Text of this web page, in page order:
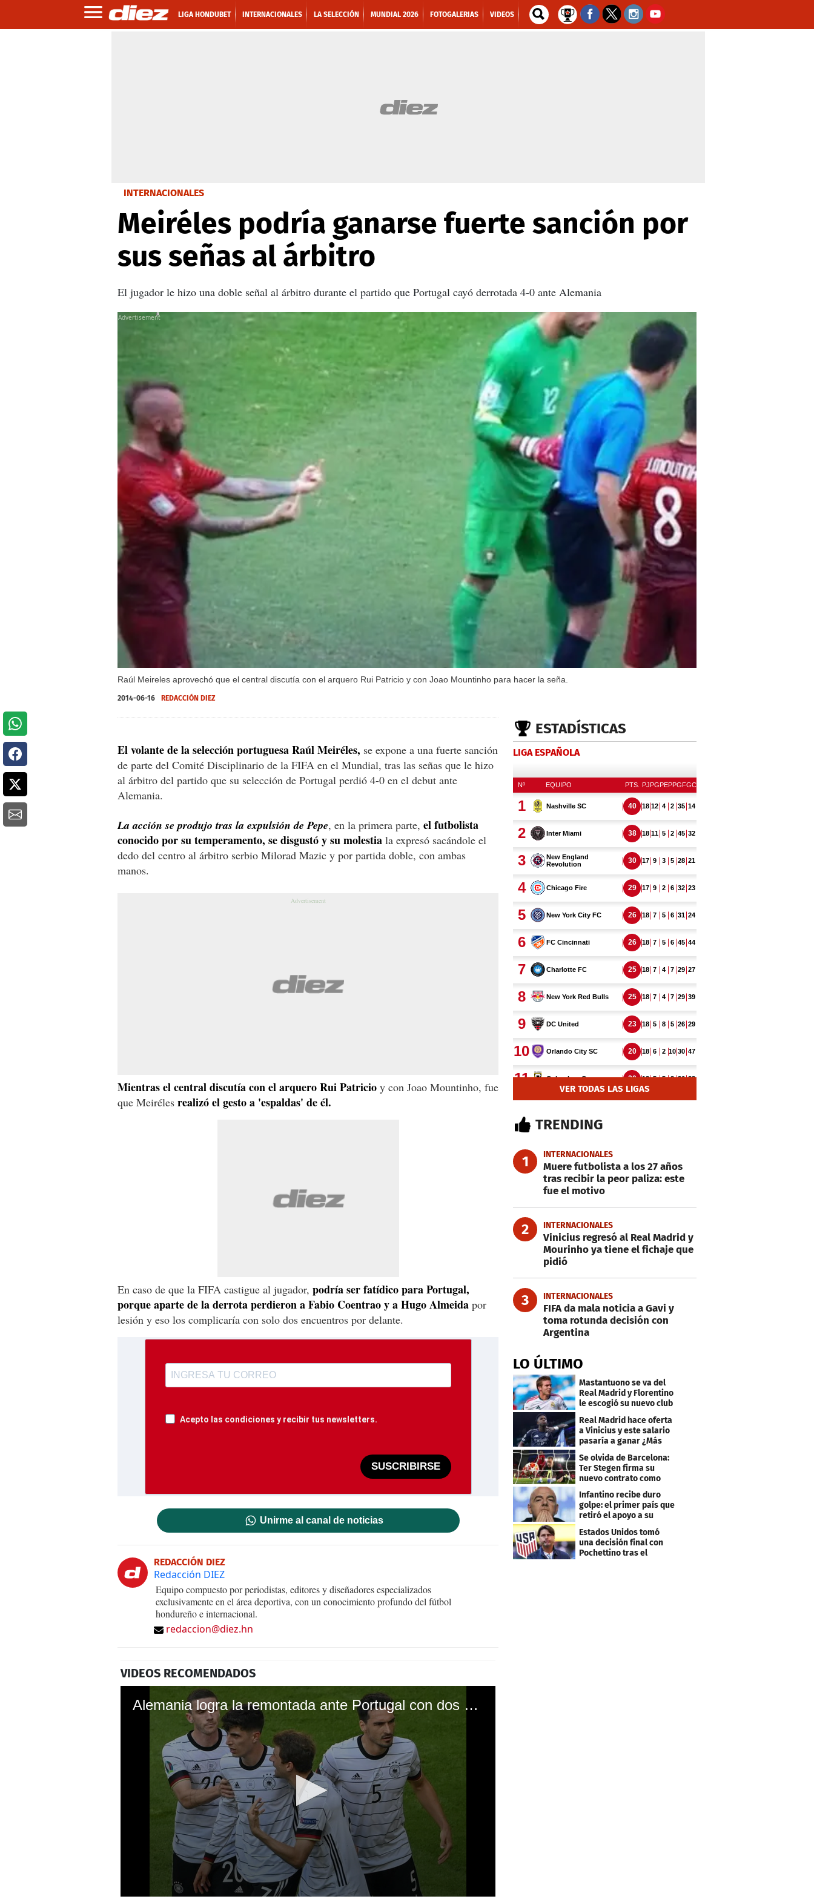
LIGA HONDUBET INTERNACIONALES LA SELECCIÓN MUNDIAL 2026 FOTOGALERIAS VIDEOS
INTERNACIONALES
Meiréles podría ganarse fuerte sanción por
sus señas al árbitro
El jugador le hizo una doble señal al árbitro durante el partido que Portugal cayó derrotada 4-0 ante Alemania
Raúl Meireles aprovechó que el central discutía con el arquero Rui Patricio y con Joao Mountinho para hacer la seña.
X
2014-06-16 REDACCIÓN DIEZ
El volante de la selección portuguesa Raúl Meiréles, se expone a una fuerte sanción
de parte del Comité Disciplinario de la FIFA en el Mundial, tras las señas que le hizo
al árbitro del partido que su selección de Portugal perdió 4-0 en el debut ante
Alemania.
La acción se produjo tras la expulsión de Pepe, en la primera parte, el futbolista
conocido por su temperamento, se disgustó y su molestia la expresó sacándole el
dedo del centro al árbitro serbio Milorad Mazic y por partida doble, con ambas
manos.
Mientras el central discutía con el arquero Rui Patricio y con Joao Mountinho, fue
que Meiréles realizó el gesto a 'espaldas' de él.
En caso de que la FIFA castigue al jugador, podría ser fatídico para Portugal,
porque aparte de la derrota perdieron a Fabio Coentrao y a Hugo Almeida por
lesión y eso los complicaría con solo dos encuentros por delante.
Acepto las condiciones y recibir tus newsletters.
SUSCRIBIRSE
Unirme al canal de noticias
REDACCIÓN DIEZ
Redacción DIEZ
Equipo compuesto por periodistas, editores y diseñadores especializados
exclusivamente en el área deportiva, con un conocimiento profundo del fútbol
hondureño e internacional.
redaccion@diez.hn
VIDEOS RECOMENDADOS
Alemania logra la remontada ante Portugal con dos autogoles
ESTADÍSTICAS
LIGA ESPAÑOLA
VER TODAS LAS LIGAS
TRENDING
1 INTERNACIONALES
Muere futbolista a los 27 años
tras recibir la peor paliza: este
fue el motivo
2 INTERNACIONALES
Vinicius regresó al Real Madrid y
Mourinho ya tiene el fichaje que
pidió
3 INTERNACIONALES
FIFA da mala noticia a Gavi y
toma rotunda decisión con
Argentina
LO ÚLTIMO
Mastantuono se va del
Real Madrid y Florentino
le escogió su nuevo club
Real Madrid hace oferta
a Vinicius y este salario
pasaría a ganar ¿Más
que Mbappé?
Se olvida de Barcelona:
Ter Stegen firma su
nuevo contrato como
profesional
Infantino recibe duro
golpe: el primer país que
retiró el apoyo a su
Estados Unidos tomó
una decisión final con
Pochettino tras el